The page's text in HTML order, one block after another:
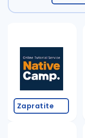
Zapratite